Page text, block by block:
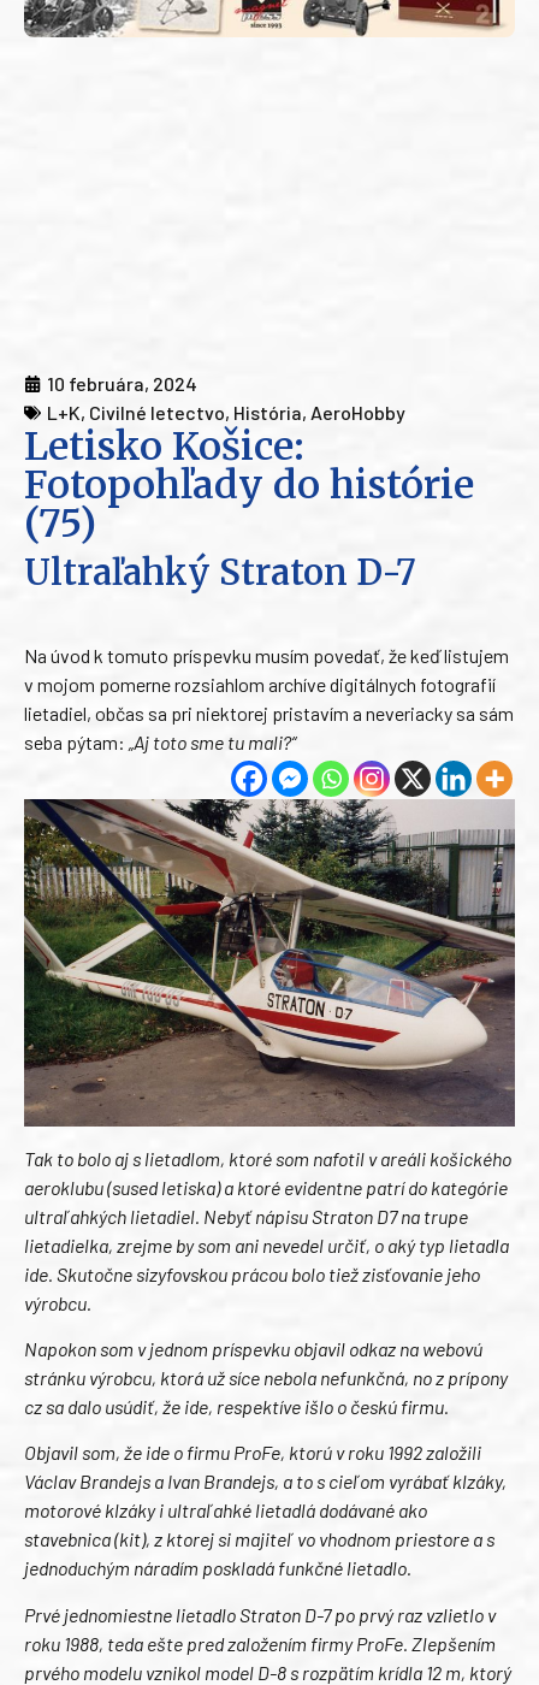
10 februára, 2024
L+K, Civilné letectvo, História, AeroHobby
Letisko Košice:
Fotopohľady do histórie
(75)
Ultraľahký Straton D-7
Na úvod k tomuto príspevku musím povedať, že keď listujem
v mojom pomerne rozsiahlom archíve digitálnych fotografií
lietadiel, občas sa pri niektorej pristavím a neveriacky sa sám
seba pýtam: „Aj toto sme tu mali?“
Tak to bolo aj s lietadlom, ktoré som nafotil v areáli košického
aeroklubu (sused letiska) a ktoré evidentne patrí do kategórie
ultraľahkých lietadiel. Nebyť nápisu Straton D7 na trupe
lietadielka, zrejme by som ani nevedel určiť, o aký typ lietadla
ide. Skutočne sizyfovskou prácou bolo tiež zisťovanie jeho
výrobcu.
Napokon som v jednom príspevku objavil odkaz na webovú
stránku výrobcu, ktorá už síce nebola nefunkčná, no z prípony
cz sa dalo usúdiť, že ide, respektíve išlo o českú firmu.
Objavil som, že ide o firmu ProFe, ktorú v roku 1992 založili
Václav Brandejs a Ivan Brandejs, a to s cieľom vyrábať klzáky,
motorové klzáky i ultraľahké lietadlá dodávané ako
stavebnica (kit), z ktorej si majiteľ vo vhodnom priestore a s
jednoduchým náradím poskladá funkčné lietadlo.
Prvé jednomiestne lietadlo Straton D-7 po prvý raz vzlietlo v
roku 1988, teda ešte pred založením firmy ProFe. Zlepšením
prvého modelu vznikol model D-8 s rozpätím krídla 12 m, ktorý